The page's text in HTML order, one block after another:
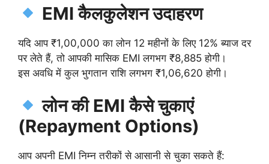
EMI कैलकुलेशन उदाहरण
यदि आप ₹1,00,000 का लोन 12 महीनों के लिए 12% ब्याज दर
पर लेते हैं, तो आपकी मासिक EMI लगभग ₹8,885 होगी।
इस अवधि में कुल भुगतान राशि लगभग ₹1,06,620 होगी।
लोन की EMI कैसे चुकाएं
(Repayment Options)
आप अपनी EMI निम्न तरीकों से आसानी से चुका सकते हैं: